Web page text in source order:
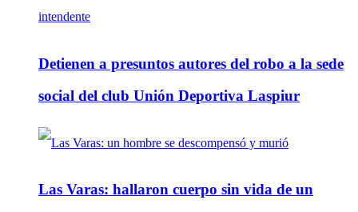
Detienen a presuntos autores del robo a la sede
social del club Unión Deportiva Laspiur
Las Varas: hallaron cuerpo sin vida de un